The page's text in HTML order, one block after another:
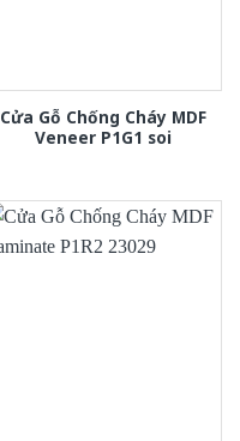
Cửa Gỗ Chống Cháy MDF
Veneer P1G1 soi